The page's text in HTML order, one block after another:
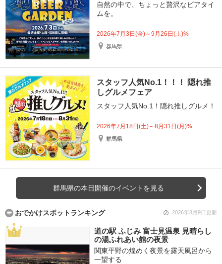
自然の中で、ちょっと贅沢なビアタイ
ムを。
2026年7月3日(金)～9月26日(土)%
群馬県
スタッフ人気No.1！！！ 隠れ推
しグルメフェア
スタッフ人気No.1！隠れ推しグルメ！
2026年7月18日(土)～8月31日(月)%
群馬県
群馬県の本日開催のイベントを見る
おでかけスポットランキング 2026年8月9日更新
道の駅 ふじみ 富士見温泉 見晴らし
の湯ふれあい館の夜景
関東平野の煌めく夜景を露天風呂から
一望する